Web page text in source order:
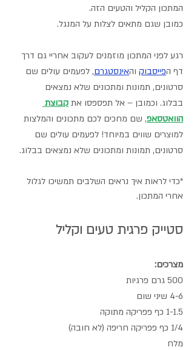
המתכון הקליל והטעים הזה.
כמובן שגם מתאים לצלות על המנגל.
רגע לפני המתכון מוזמנים לעקוב אחריי גם דרך
דף הפייסבוק והאינסטגרם, לפעמים עולים שם
סרטונים, תמונות ומתכונים שלא נמצאים
בבלוג. וכמובן – אל תפספסו את קבוצת
הוואטסאפ, שם מחכים לכם מתכונים והמלצות
למוצרים שווים במיוחד! לפעמים עולים שם
סרטונים, תמונות ומתכונים שלא נמצאים בבלוג.
*כדי לראות איך נראים השלבים תמשיכו לגלול
אחרי המתכון.
סטייק פרגית טעים וקליל
מצרכים:
500 גרם פרגיות
4-6 שיני שום
1-1.5 כף פפריקה מתוקה
1/4 כף פפריקה חריפה (לא חובה)
מלח